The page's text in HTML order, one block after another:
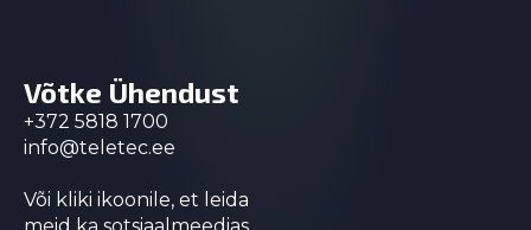
Võtke Ühendust
+372 5818 1700
info@teletec.ee
Või kliki ikoonile, et leida
meid ka sotsiaalmeedias.